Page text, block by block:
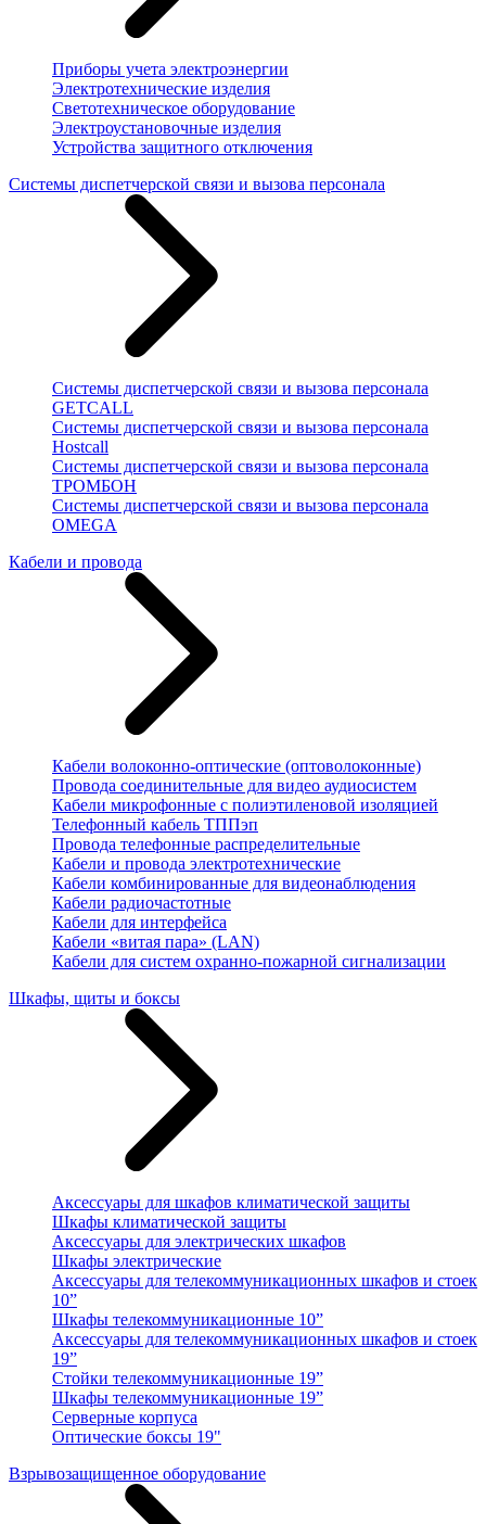
Приборы учета электроэнергии
Электротехнические изделия
Светотехническое оборудование
Электроустановочные изделия
Устройства защитного отключения
Системы диспетчерской связи и вызова персонала
Системы диспетчерской связи и вызова персонала
GETCALL
Системы диспетчерской связи и вызова персонала
Hostcall
Системы диспетчерской связи и вызова персонала
ТРОМБОН
Системы диспетчерской связи и вызова персонала
OMEGA
Кабели и провода
Кабели волоконно-оптические (оптоволоконные)
Провода соединительные для видео аудиосистем
Кабели микрофонные с полиэтиленовой изоляцией
Телефонный кабель ТППэп
Провода телефонные распределительные
Кабели и провода электротехнические
Кабели комбинированные для видеонаблюдения
Кабели радиочастотные
Кабели для интерфейса
Кабели «витая пара» (LAN)
Кабели для систем охранно-пожарной сигнализации
Шкафы, щиты и боксы
Аксессуары для шкафов климатической защиты
Шкафы климатической защиты
Аксессуары для электрических шкафов
Шкафы электрические
Аксессуары для телекоммуникационных шкафов и стоек
10”
Шкафы телекоммуникационные 10”
Аксессуары для телекоммуникационных шкафов и стоек
19”
Стойки телекоммуникационные 19”
Шкафы телекоммуникационные 19”
Серверные корпуса
Оптические боксы 19"
Взрывозащищенное оборудование